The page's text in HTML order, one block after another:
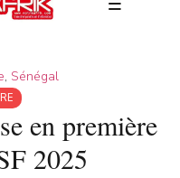
, Sénégal
en première
2025